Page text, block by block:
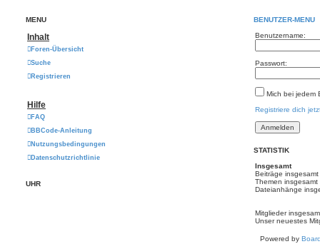
MENÜ
Inhalt
Foren-Übersicht
Suche
Registrieren
Hilfe
FAQ
BBCode-Anleitung
Nutzungsbedingungen
Datenschutzrichtlinie
UHR
BENUTZER-MENÜ
Benutzername:
Passwort:
Mich bei jedem
Registriere dich
STATISTIK
Insgesamt
Beiträge insgesamt
Themen insgesamt
Dateianhänge
Mitglieder
Unser neuestes
Powered by